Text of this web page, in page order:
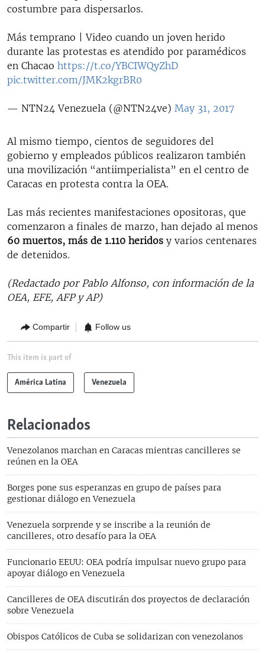
e
costumbre para dispersarlos.
Más temprano | Video cuando un joven herido
durante las protestas es atendido por paramédicos
en Chacao https://t.co/YBCIWQyZhD
pic.twitter.com/JMK2kgrBR0
— NTN24 Venezuela (@NTN24ve) May 31, 2017
Al mismo tiempo, cientos de seguidores del
gobierno y empleados públicos realizaron también
una movilización “antiimperialista” en el centro de
Caracas en protesta contra la OEA.
Las más recientes manifestaciones opositoras, que
comenzaron a finales de marzo, han dejado al menos
60 muertos, más de 1.110 heridos y varios centenares
de detenidos.
(Redactado por Pablo Alfonso, con información de la
OEA, EFE, AFP y AP)
Compartir Follow us
This item is part of
América Latina Venezuela
Relacionados
Venezolanos marchan en Caracas mientras cancilleres se
reúnen en la OEA
Borges pone sus esperanzas en grupo de países para
gestionar diálogo en Venezuela
Venezuela sorprende y se inscribe a la reunión de
cancilleres, otro desafío para la OEA
Funcionario EEUU: OEA podría impulsar nuevo grupo para
apoyar diálogo en Venezuela
Cancilleres de OEA discutirán dos proyectos de declaración
sobre Venezuela
Obispos Católicos de Cuba se solidarizan con venezolanos